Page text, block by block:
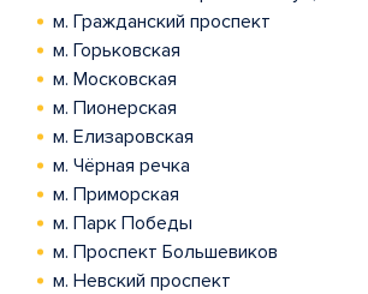
м. Гражданский проспект
м. Горьковская
м. Московская
м. Пионерская
м. Елизаровская
м. Чёрная речка
м. Приморская
м. Парк Победы
м. Проспект Большевиков
м. Невский проспект